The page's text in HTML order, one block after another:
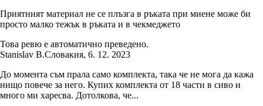
Приятният материал не се плъзга в ръката при миене може би
просто малко тежък в ръката и в чекмеджето
Това ревю е автоматично преведено.
Stanislav B.Словакия, 6. 12. 2023
До момента съм прала само комплекта, така че не мога да кажа
нищо повече за него. Купих комплекта от 18 части в сиво и
много ми харесва. Дотолкова, че...